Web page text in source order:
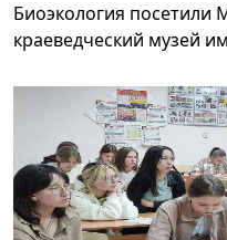
Биоэкология посетили
краеведческий музей